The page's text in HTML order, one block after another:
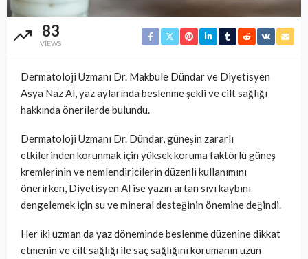
83
VIEWS
Dermatoloji Uzmanı Dr. Makbule Dündar ve Diyetisyen
Asya Naz Al, yaz aylarında beslenme şekli ve cilt sağlığı
hakkında önerilerde bulundu.
Dermatoloji Uzmanı Dr. Dündar, güneşin zararlı
etkilerinden korunmak için yüksek koruma faktörlü güneş
kremlerinin ve nemlendiricilerin düzenli kullanımını
önerirken, Diyetisyen Al ise yazın artan sıvı kaybını
dengelemek için su ve mineral desteğinin önemine değindi.
Her iki uzman da yaz döneminde beslenme düzenine dikkat
etmenin ve cilt sağlığı ile saç sağlığını korumanın uzun